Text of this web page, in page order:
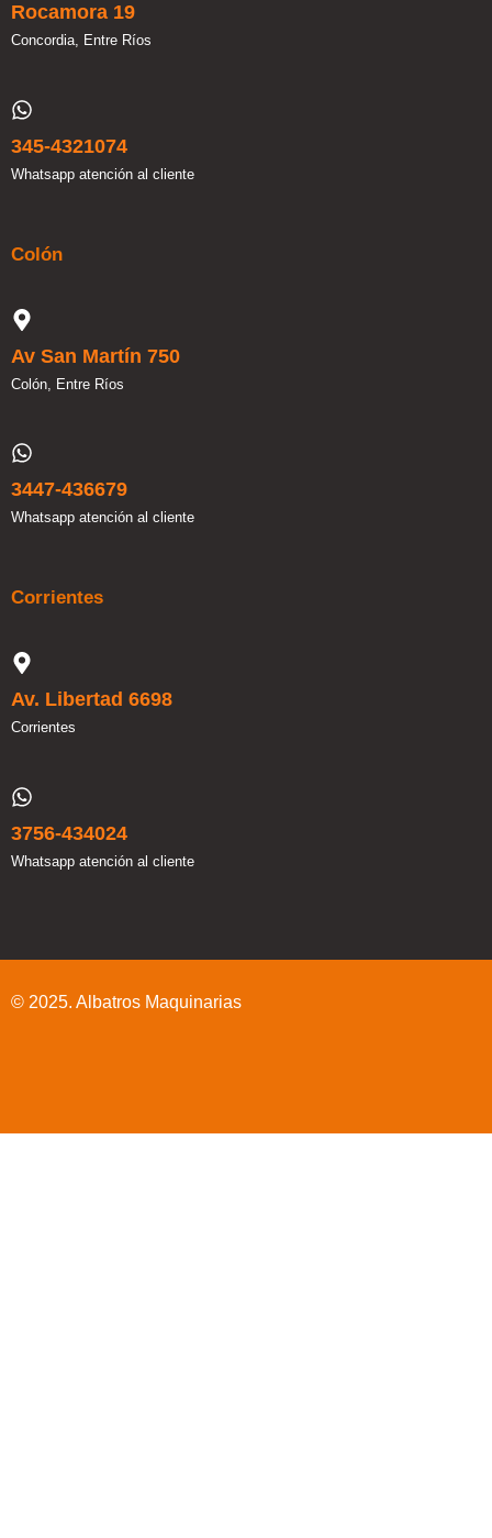
Rocamora 19
Concordia, Entre Ríos
345-4321074
Whatsapp atención al cliente
Colón
Av San Martín 750
Colón, Entre Ríos
3447-436679
Whatsapp atención al cliente
Corrientes
Av. Libertad 6698
Corrientes
3756-434024
Whatsapp atención al cliente
© 2025. Albatros Maquinarias